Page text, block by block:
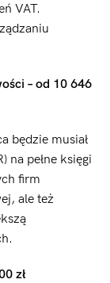
VAT.
– od 10 646
będzie musiał
na pełne księgi
firm
ale też
zł